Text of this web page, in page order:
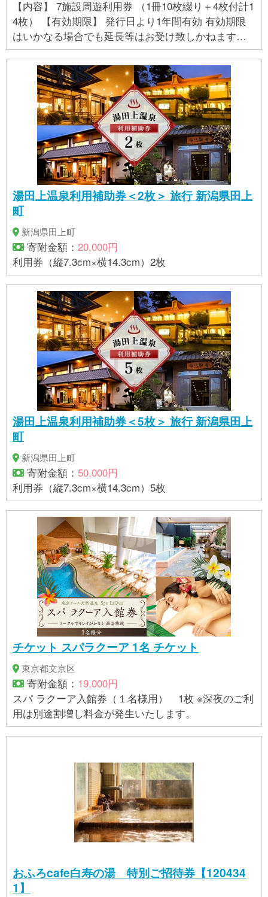
【内容】 7施設周遊利用券 （1冊10枚綴り＋4枚付計1
4枚） 【有効期限】 発行日より1年間有効 有効期限
はいかなる場合でも延長等はお受け致しかねますの
で必ず機関内にご使用願います。 【関連ワード】 温
泉 温泉施設 回数券 チケット 北杜市内7施設利用可能
周遊可能 有効期間1年 旅行 休暇 山梨県 北杜市
湯田上温泉利用補助券＜2枚＞ 旅行 新潟県田上
町
新潟県田上町
寄附金額： 20,000円
利用券（縦7.3cm×横14.3cm）2枚
湯田上温泉利用補助券＜5枚＞ 旅行 新潟県田上
町
新潟県田上町
寄附金額： 50,000円
利用券（縦7.3cm×横14.3cm）5枚
チケット スパラクーア 1名 チケット
東京都文京区
寄附金額： 19,000円
スパ ラクーア入館券（１名様用） 1枚 ※深夜のご利
用は別途割増し料金が発生いたします。
おふろcafe白寿の湯 特別ご招待券【120434
1】